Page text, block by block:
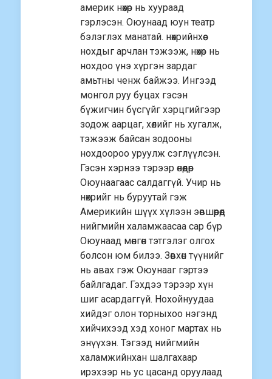
америк нөхөр нь хуураад
гэрлэсэн. Оюунаад юун театр
бэлэглэх манатай. нөхрийнхөө
нохдыг арчлан тэжээж, нөхөр нь
нохдоо үнэ хүргэн зардаг
амьтны ченж байжээ. Ингээд
монгол руу буцах гэсэн
бүжигчин бүсгүйг хэрцгийгээр
зодож аарцаг, хөлийг нь хугалж,
тэжээж байсан зодооны
нохдоороо уруулж сэглүүлсэн.
Гэсэн хэрнээ тэрээр өнөөдөр
Оюунаагаас салдаггүй. Учир нь
нөхрийг нь буруутай гэж
Америкийн шүүх хүлээн эөвшөөрөөд
нийгмийн халамжаасаа сар бүр
Оюунаад мөнгөн тэтгэлэг олгох
болсон юм билээ. Зөвхөн түүнийг
нь авах гэж Оюунааг гэртээ
байлгадаг. Гэхдээ тэрээр хүн
шиг асардаггүй. Нохойнуудаа
хийдэг олон торныхоо нэгэнд
хийчихээд хэд хоног мартах нь
энүүхэн. Тэгээд нийгмийн
халамжийнхан шалгахаар
ирэхээр нь ус цасанд оруулаад